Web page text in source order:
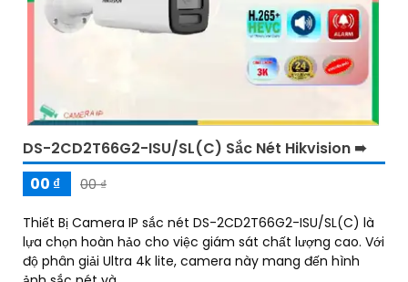
DS-2CD2T66G2-ISU/SL(C) Sắc Nét Hikvision ➠
00 ₫
00 ₫
Thiết Bị Camera IP sắc nét DS-2CD2T66G2-ISU/SL(C) là
lựa chọn hoàn hảo cho việc giám sát chất lượng cao. Với
độ phân giải Ultra 4k lite, camera này mang đến hình